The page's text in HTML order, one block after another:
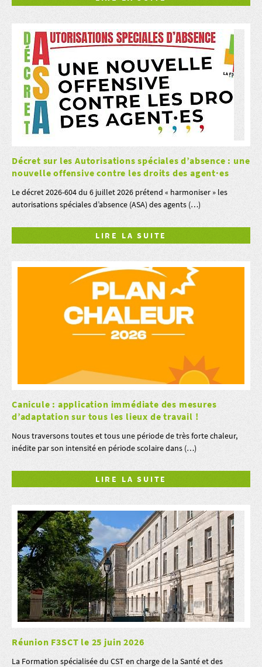
Décret sur les Autorisations spéciales d’absence : une
nouvelle offensive contre les droits des agent·es
Le décret 2026-604 du 6 juillet 2026 prétend « harmoniser » les
autorisations spéciales d’absence (ASA) des agents (…)
LIRE LA SUITE
Canicule : application immédiate des mesures
d’adaptation sur tous les lieux de travail !
Nous traversons toutes et tous une période de très forte chaleur,
inédite par son intensité en période scolaire dans (…)
LIRE LA SUITE
Réunion F3SCT le 25 juin 2026
La Formation spécialisée du CST en charge de la Santé et des